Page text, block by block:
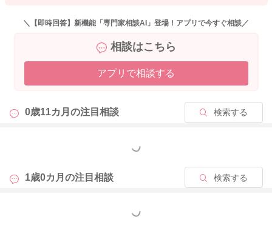
＼【即時回答】新機能「専門家相談AI」登場！アプリで今すぐ相談／
相談はこちら
アプリで相談する
0歳11カ月の注目相談 検索する
もっと見る
1歳0カ月の注目相談 検索する
もっと見る